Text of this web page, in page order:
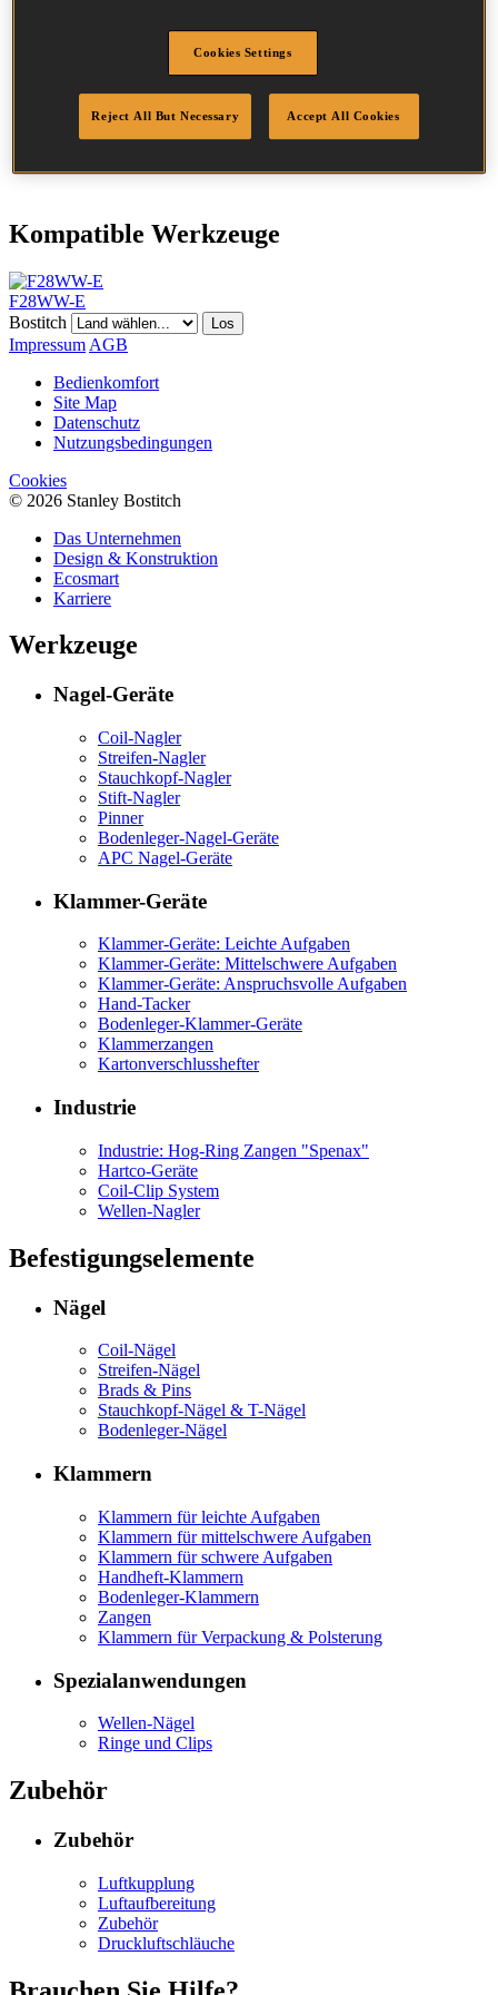
Profil
Ring
Beschichtung
Blank
Menge/Karton 2000
Kompatible Werkzeuge
F28WW-E
Bostitch
Los
Impressum AGB
Bedienkomfort
Site Map
Datenschutz
Nutzungsbedingungen
Cookies
© 2026 Stanley Bostitch
Das Unternehmen
Design & Konstruktion
Ecosmart
Karriere
Werkzeuge
Nagel-Geräte
Coil-Nagler
Streifen-Nagler
Stauchkopf-Nagler
Stift-Nagler
Pinner
Bodenleger-Nagel-Geräte
APC Nagel-Geräte
Klammer-Geräte
Klammer-Geräte: Leichte Aufgaben
Klammer-Geräte: Mittelschwere Aufgaben
Klammer-Geräte: Anspruchsvolle Aufgaben
Hand-Tacker
Bodenleger-Klammer-Geräte
Klammerzangen
Kartonverschlusshefter
Industrie
Industrie: Hog-Ring Zangen "Spenax"
Hartco-Geräte
Coil-Clip System
Wellen-Nagler
Befestigungselemente
Nägel
Coil-Nägel
Streifen-Nägel
Brads & Pins
Stauchkopf-Nägel & T-Nägel
Bodenleger-Nägel
Klammern
Klammern für leichte Aufgaben
Klammern für mittelschwere Aufgaben
Klammern für schwere Aufgaben
Handheft-Klammern
Bodenleger-Klammern
Zangen
Klammern für Verpackung & Polsterung
Spezialanwendungen
Wellen-Nägel
Ringe und Clips
Zubehör
Zubehör
Luftkupplung
Luftaufbereitung
Zubehör
Druckluftschläuche
Cookies Settings
Reject All But Necessary Accept All Cookies